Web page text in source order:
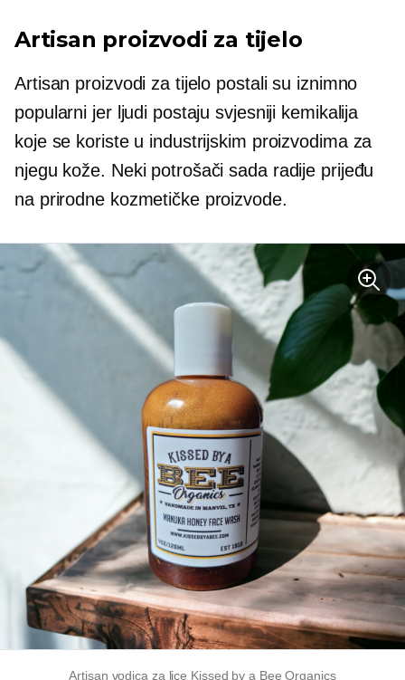
Artisan proizvodi za tijelo
Artisan proizvodi za tijelo postali su iznimno
popularni jer ljudi postaju svjesniji kemikalija
koje se koriste u industrijskim proizvodima za
njegu kože. Neki potrošači sada radije prijeđu
na prirodne kozmetičke proizvode.
Artisan vodica za lice Kissed by a Bee Organics